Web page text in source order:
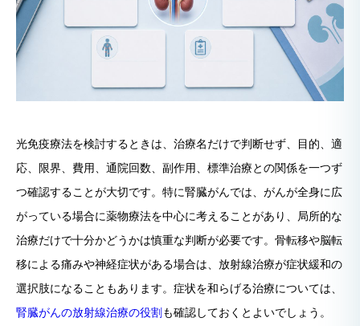
光免疫療法を検討するときは、治療名だけで判断せず、目的、適
応、限界、費用、通院回数、副作用、標準治療との関係を一つず
つ確認することが大切です。特に腎臓がんでは、がんが全身に広
がっている場合に薬物療法を中心に考えることがあり、局所的な
治療だけで十分かどうかは慎重な判断が必要です。骨転移や脳転
移による痛みや神経症状がある場合は、放射線治療が症状緩和の
選択肢になることもあります。症状を和らげる治療については、
腎臓がんの放射線治療の役割 も確認しておくとよいでしょう。